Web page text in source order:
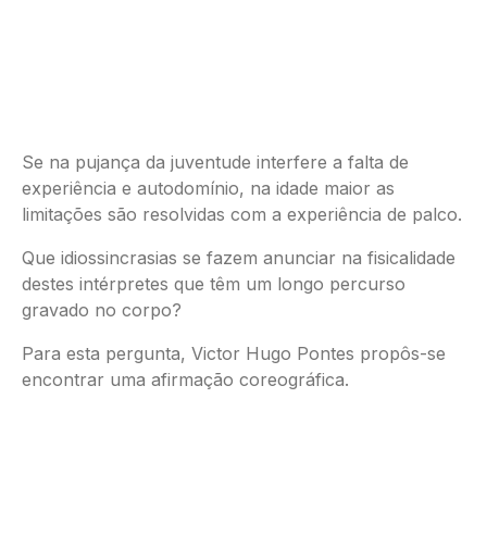
Se na pujança da juventude interfere a falta de
experiência e autodomínio, na idade maior as
limitações são resolvidas com a experiência de palco.
Que idiossincrasias se fazem anunciar na fisicalidade
destes intérpretes que têm um longo percurso
gravado no corpo?
Para esta pergunta, Victor Hugo Pontes propôs-se
encontrar uma afirmação coreográfica.